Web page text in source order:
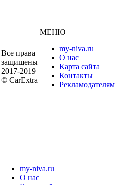
Все права
защищены
2017-2019
© CarExtra
МЕНЮ
my-niva.ru
О нас
Карта сайта
Контакты
Рекламодателям
my-niva.ru
О нас